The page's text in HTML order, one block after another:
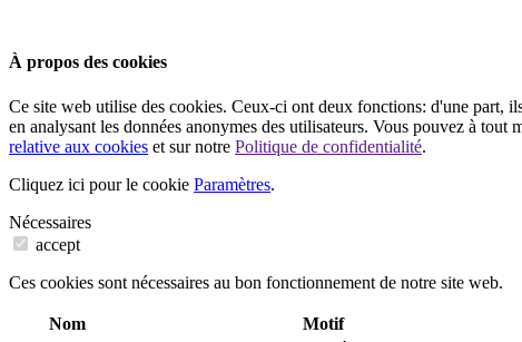
À propos des cookies
Ce site web utilise des cookies. Ceux-ci ont deux fonctions: d'une part,
en analysant les données anonymes des utilisateurs. Vous pouvez à
relative aux cookies et sur notre Politique de confidentialité.
Cliquez ici pour le cookie Paramètres.
Nécessaires
accept
Ces cookies sont nécessaires au bon fonctionnement de notre site web.
Nom Motif